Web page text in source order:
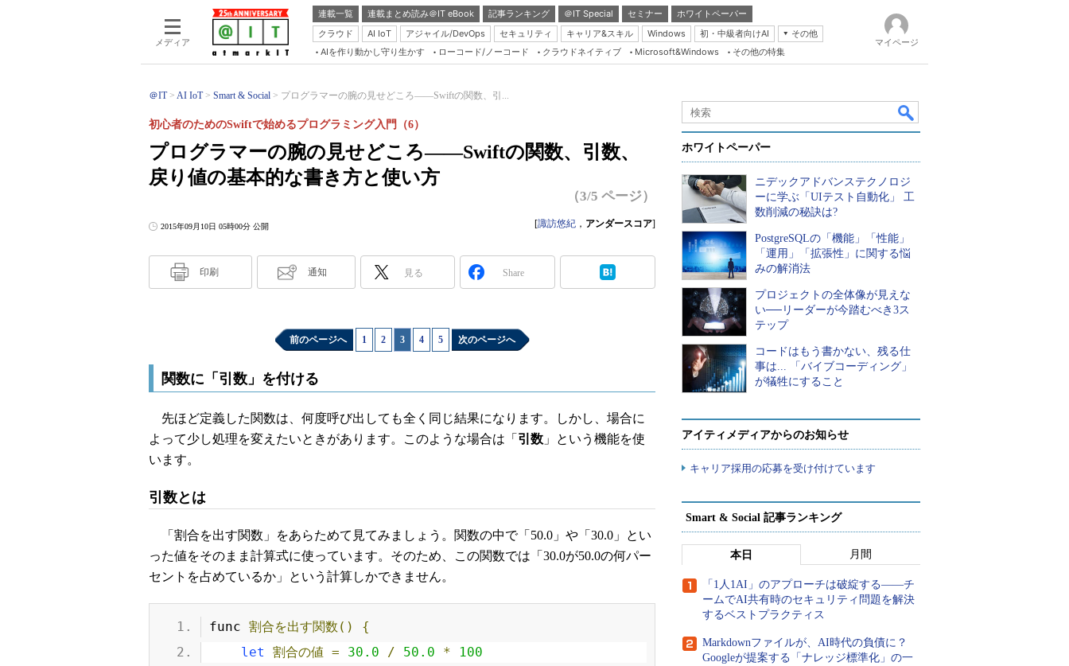
メディア
連載一覧 連載まとめ読み＠IT eBook 記事ランキング ＠IT Special セミナー
ホワイトペーパー
クラウド
AI IoT アジャイル/DevOps セキュリティ キャリア&スキル Windows 初・中級者向けAI
その他
Server & Storage
Java Agile
Database Expert
Master of IP Network
Security & Trust
Test & Tools
AIを作り動かし守り生かす ローコード/ノーコード クラウドネイティブ Microsoft&Windows その他の特集
マイページ
＠IT AI IoT Smart & Social プログラマーの腕の見せどころ――Swiftの関数、引...
プログラマーの腕の見せどころ――Swiftの関数、引数、
戻り値の基本的な書き方と使い方
初心者のためのSwiftで始めるプログラミング入門（6）
（3/5 ページ）
2015年09月10日 05時00分 公開 [諏訪悠紀 ， アンダースコア]
印刷 通知 見る Share
前のページへ 1 2 3 4 5 次のページへ
関数に「引数」を付ける
先ほど定義した関数は、何度呼び出しても全く同じ結果になります。しかし、場合に
よって少し処理を変えたいときがあります。このような場合は「 引数 」という機能を使
います。
引数とは
「割合を出す関数」をあらためて見てみましょう。関数の中で「50.0」や「30.0」とい
った値をそのまま計算式に使っています。そのため、この関数では「30.0が50.0の何パー
セントを占めているか」という計算しかできません。
func 割合を出す関数()
{
let
割合の値 = 30.0 / 50.0 *
100
ホワイトペーパー
ニデックアドバンステクノロジ
ーに学ぶ「UIテスト自動化」 工
数削減の秘訣は?
PostgreSQLの「機能」「性能」
「運用」「拡張性」に関する悩
みの解消法
プロジェクトの全体像が見えな
い──リーダーが今踏むべき3ス
テップ
コードはもう書かない、残る仕
事は... 「バイブコーディング」
が犠牲にすること
アイティメディアからのお知らせ
キャリア採用の応募を受け付けています
Smart & Social 記事ランキング
本日 月間
「1人1AI」のアプローチは破綻する――チ
ームでAI共有時のセキュリティ問題を解決
するベストプラクティス
Markdownファイルが、AI時代の負債に？
Googleが提案する「ナレッジ標準化」の一